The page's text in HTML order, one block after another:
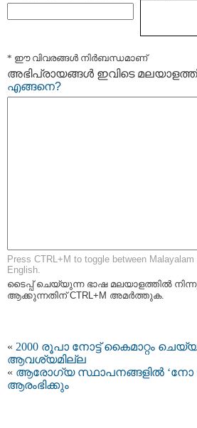
* ഈ വിവരങ്ങള്‍ നിര്‍ബന്ധമാണ്
അഭിപ്രായങ്ങള്‍ ഇവിടെ
എങ്ങനെ?
Press CTRL+M to toggle between Malayalam
English.
ടൈപ്പ്‌ ചെയ്യുന്ന ഭാഷ മലയാളത്തില്‍
ആക്കുന്നതിന് CTRL+M അമര്‍ത്തുക.
« 2000 രൂപാ നോട്ട് കൈമാറ്റം
ആവശ്യമില്ല
« ആരോഗ്യ സ്ഥാപനങ്ങളില്‍ ‘നോ
ആരംഭിക്കും